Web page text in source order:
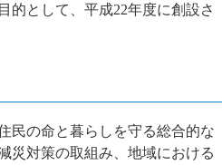
的として、平成22年度に創設さ
民の命と暮らしを守る総合的な
災対策の取組み、地域における